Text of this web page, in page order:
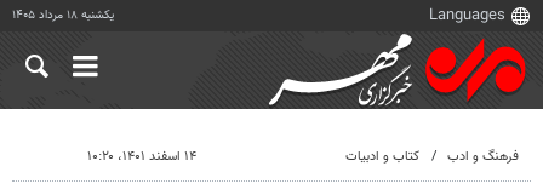
یکشنبه ۱۸ مرداد ۱۴۰۵
فرهنگ و ادب کتاب و ادبیات ۱۴ اسفند ۱۴۰۱، ۱۰:۲۰